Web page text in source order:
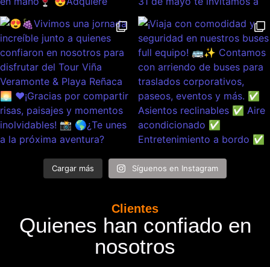
Cargar más Síguenos en Instagram
Clientes
Quienes han confiado en
nosotros